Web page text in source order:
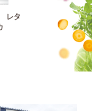
レタ